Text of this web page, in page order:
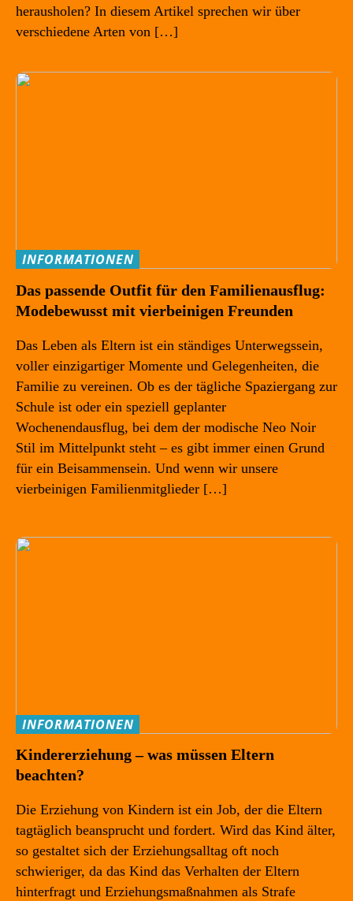
herausholen? In diesem Artikel sprechen wir über
verschiedene Arten von […]
INFORMATIONEN
Das passende Outfit für den Familienausflug:
Modebewusst mit vierbeinigen Freunden
Das Leben als Eltern ist ein ständiges Unterwegssein,
voller einzigartiger Momente und Gelegenheiten, die
Familie zu vereinen. Ob es der tägliche Spaziergang zur
Schule ist oder ein speziell geplanter
Wochenendausflug, bei dem der modische Neo Noir
Stil im Mittelpunkt steht – es gibt immer einen Grund
für ein Beisammensein. Und wenn wir unsere
vierbeinigen Familienmitglieder […]
INFORMATIONEN
Kindererziehung – was müssen Eltern
beachten?
Die Erziehung von Kindern ist ein Job, der die Eltern
tagtäglich beansprucht und fordert. Wird das Kind älter,
so gestaltet sich der Erziehungsalltag oft noch
schwieriger, da das Kind das Verhalten der Eltern
hinterfragt und Erziehungsmaßnahmen als Strafe